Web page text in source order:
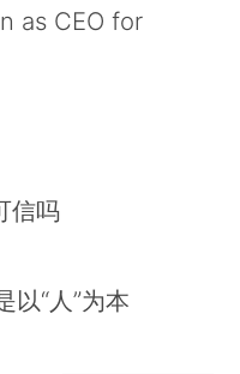
as CEO for
信吗
以“人”为本